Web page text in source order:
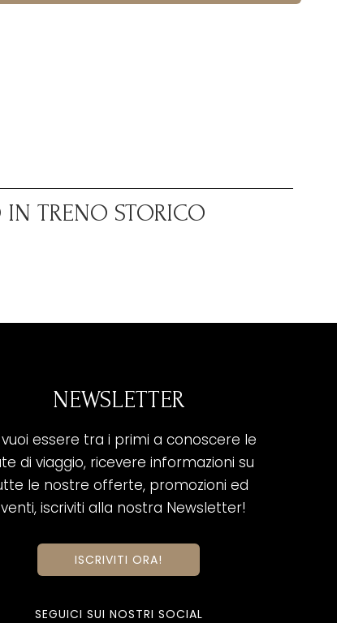
TRENO STORICO
NEWSLETTER
vuoi essere tra i primi a conoscere le
di viaggio, ricevere informazioni su
le nostre offerte, promozioni ed
iscriviti alla nostra Newsletter!
ISCRIVITI ORA!
SEGUICI SUI NOSTRI SOCIAL